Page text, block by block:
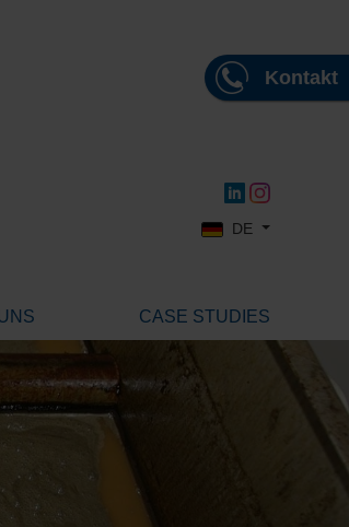
Kontakt
Sprache auswählen
DE
CASE STUDIES